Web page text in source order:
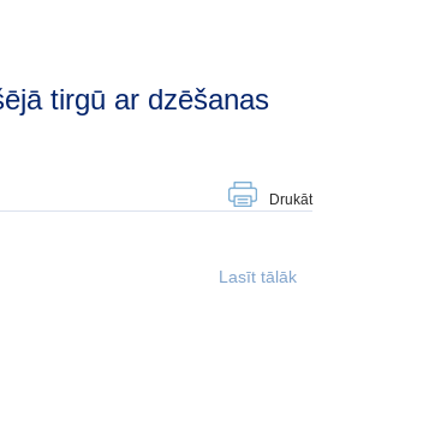
Drukāt
Lasīt tālāk